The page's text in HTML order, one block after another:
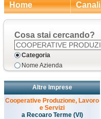
Home Canali
Cosa stai cercando?
Categoria
Nome Azienda
Altre Imprese
Cooperative Produzione, Lavoro
e Servizi
a Recoaro Terme (VI)